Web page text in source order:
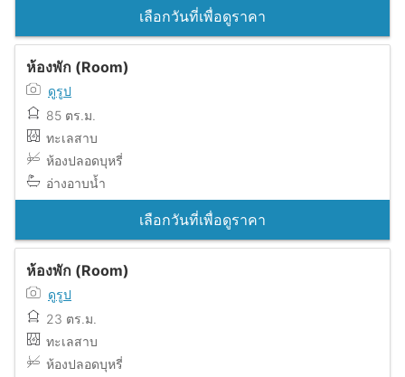
เลือกวันที่เพื่อดูราคา
ห้องพัก (Room)
ดูรูป
85 ตร.ม.
ทะเลสาบ
ห้องปลอดบุหรี่
อ่างอาบน้ำ
เลือกวันที่เพื่อดูราคา
ห้องพัก (Room)
ดูรูป
23 ตร.ม.
ทะเลสาบ
ห้องปลอดบุหรี่